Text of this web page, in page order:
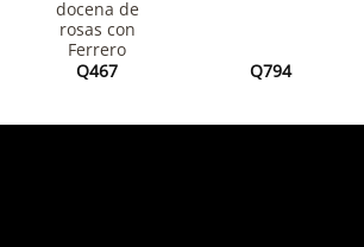
docena de
rosas con
Ferrero
Q467 Q794